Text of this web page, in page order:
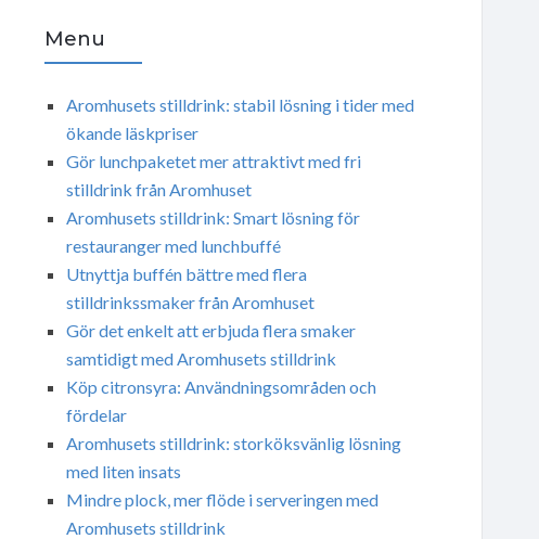
Menu
Aromhusets stilldrink: stabil lösning i tider med
ökande läskpriser
Gör lunchpaketet mer attraktivt med fri
stilldrink från Aromhuset
Aromhusets stilldrink: Smart lösning för
restauranger med lunchbuffé
Utnyttja buffén bättre med flera
stilldrinkssmaker från Aromhuset
Gör det enkelt att erbjuda flera smaker
samtidigt med Aromhusets stilldrink
Köp citronsyra: Användningsområden och
fördelar
Aromhusets stilldrink: storköksvänlig lösning
med liten insats
Mindre plock, mer flöde i serveringen med
Aromhusets stilldrink